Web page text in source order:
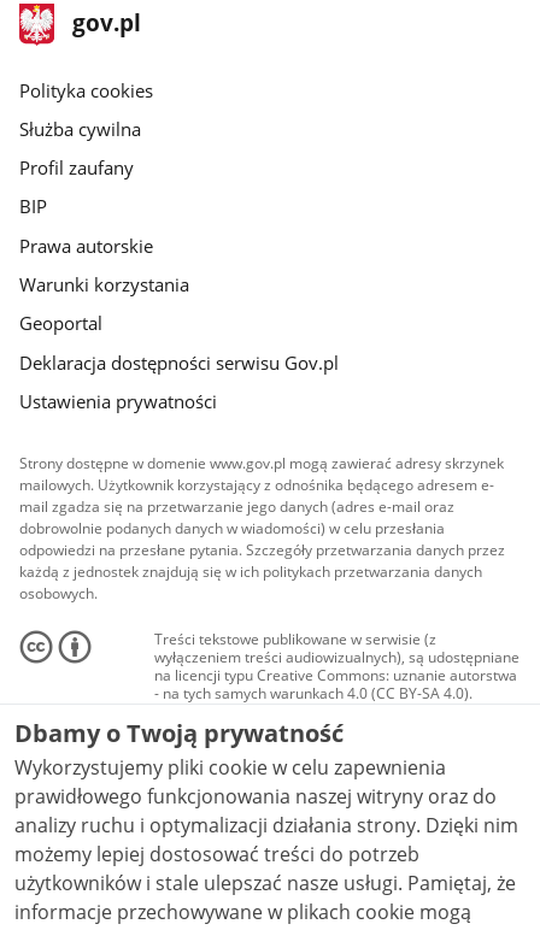
stopka
gov.pl
Strona
gov.pl
gov.pl
Polityka cookies
Służba cywilna
Profil zaufany
BIP
Prawa autorskie
Warunki korzystania
Geoportal
Deklaracja dostępności serwisu Gov.pl
Ustawienia prywatności
Strony dostępne w domenie www.gov.pl mogą zawierać adresy skrzynek
mailowych. Użytkownik korzystający z odnośnika będącego adresem e-
mail zgadza się na przetwarzanie jego danych (adres e-mail oraz
dobrowolnie podanych danych w wiadomości) w celu przesłania
odpowiedzi na przesłane pytania. Szczegóły przetwarzania danych przez
każdą z jednostek znajdują się w ich politykach przetwarzania danych
osobowych.
Treści tekstowe publikowane w serwisie (z
wyłączeniem treści audiowizualnych), są udostępniane
na licencji typu Creative Commons: uznanie autorstwa
- na tych samych warunkach 4.0 (CC BY-SA 4.0).
Materiały audiowizualne, w tym zdjęcia, materiały
audio i wideo, są udostępniane na licencji typu
Creative Commons: uznanie autorstwa użycie
niekomercyjne - bez utworów zależnych 4.0 (CC BY-
NC-ND 4.0), o ile nie jest to stwierdzone inaczej.
Dbamy o Twoją prywatność
Wykorzystujemy pliki cookie w celu zapewnienia
prawidłowego funkcjonowania naszej witryny oraz do
analizy ruchu i optymalizacji działania strony. Dzięki nim
możemy lepiej dostosować treści do potrzeb
użytkowników i stale ulepszać nasze usługi. Pamiętaj, że
informacje przechowywane w plikach cookie mogą